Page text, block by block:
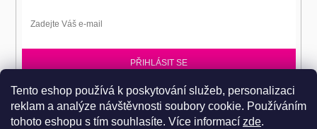
Tento eshop používá k poskytování služeb, personalizaci
reklam a analýze návštěvnosti soubory cookie. Používáním
tohoto eshopu s tím souhlasíte. Více informací zde.
PŘIHLÁSIT SE
Přihlaste se k EPITA-DD a získávejte novinky jako první.